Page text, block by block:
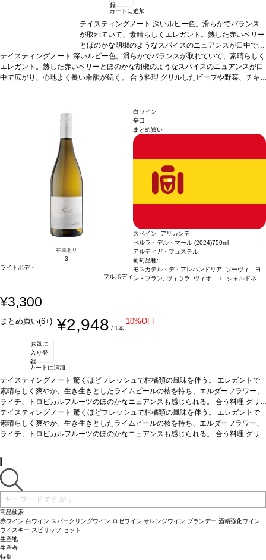
録
カートに追加
テイスティングノート深いルビー色。滑らかでバランス
が取れていて、素晴らしくエレガント。熟した赤いベリー
とほのかな胡椒のようなスパイスのニュアンスが口中で広
がり、心地よく長い余韻が続く。合う料理グリルしたビ
ーフや野菜、チキンの照り焼きなどと好相性葡萄品種ア
リカンテ・ブーシェ 100%*本ヴィンテージが在庫切れの
テイスティングノート 深いルビー色。滑らかでバランスが取れていて、素晴らしく
エレガント。熟した赤いベリーとほのかな胡椒のようなスパイスのニュアンスが口
中で広がり、心地よく長い余韻が続く。 合う料理 グリルしたビーフや野菜、チキ
在庫あり
3
ライトボディ
フルボディ
白ワイン
辛口
まとめ買い
スペイン アリカンテ
ぺルラ・デル・マール (2024)750ml
アルティガ・フュステル
葡萄品種:
モスカテル・デ・アレハンドリア, ソーヴィニヨ
ン・ブラン, ヴィウラ, ヴィオニエ, シャルドネ
¥3,300
まとめ買い(6+) ¥2,948 / 1本
10%OFF
お気に
入り登
録
カートに追加
テイスティングノート 驚くほどフレッシュで柑橘類の風味を伴う。 エレガントで
素晴らしく爽やか、生き生きとしたライムピールの核を持ち、エルダーフラワー、
ライチ、トロピカルフルーツのほのかなニュアンスも感じられる。 合う料理 グリ
ルしたエビ、マテガイ、帆立やムール貝などの魚介類料理、またそのままアペリテ
ィフなどと好相性葡萄品種モスカテル・デ・アレハンドリア 65%、ソーヴィニヨ
ン・ブラン 15%、ヴィウラ 10%、ヴィオニエ 5%、シャルドネ 5%*本ヴィンテー
変更されます、ご了承ください。
テイスティングノート 驚くほどフレッシュで柑橘類の風味を伴う。 エレガントで
素晴らしく爽やか、生き生きとしたライムピールの核を持ち、エルダーフラワー、
ライチ、トロピカルフルーツのほのかなニュアンスも感じられる。 合う料理 グリ
ィフなどと好相性
ン・ブラン 15%、ヴィウラ 10%、ヴィオニエ 5%、シャルドネ 5%
ジが在庫切れの場合、在庫があり価格が同様の場合は自動的に次のヴィンテージに
変更されます、ご了承ください。
商品検索
赤ワイン 白ワイン スパークリングワイン ロゼワイン オレンジワイン ブランデー 酒精強化ワイン
ウイスキー スピリッツ セット
生産地
生産者
特集